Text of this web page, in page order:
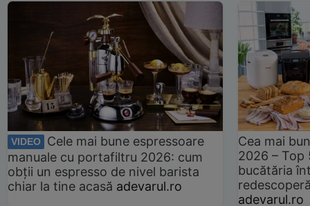
VIDEO
Cele mai bune espressoare
manuale cu portafiltru 2026: cum
obții un espresso de nivel barista
chiar la tine acasă adevarul.ro
Cea mai
2026 –
bucătăria
adevarul.ro